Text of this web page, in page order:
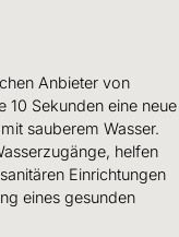
Anbieter von
10 Sekunden eine neue
sauberem Wasser.
helfen
Einrichtungen
eines gesunden